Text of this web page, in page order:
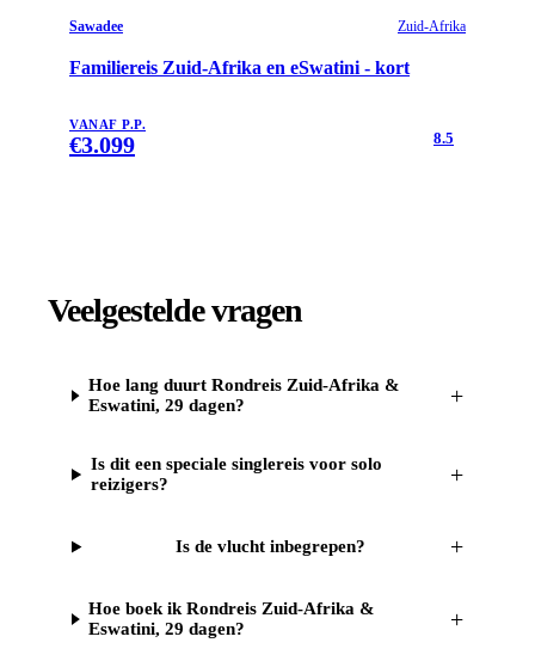
Sawadee Zuid-Afrika
Familiereis Zuid-Afrika en eSwatini - kort
VANAF P.P.
€3.099 8.5
Veelgestelde vragen
Hoe lang duurt Rondreis Zuid-Afrika &
Eswatini, 29 dagen?
+
Is dit een speciale singlereis voor solo
reizigers?
+
Is de vlucht inbegrepen? +
Hoe boek ik Rondreis Zuid-Afrika &
Eswatini, 29 dagen?
+